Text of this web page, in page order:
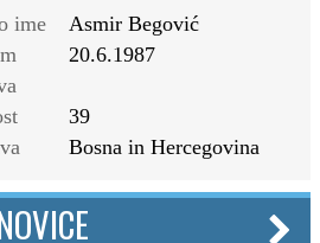
ime
Asmir Begović
20.6.1987
39
Bosna in Hercegovina